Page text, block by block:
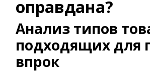
оправдана?
Анализ типов
подходящих для
впрок